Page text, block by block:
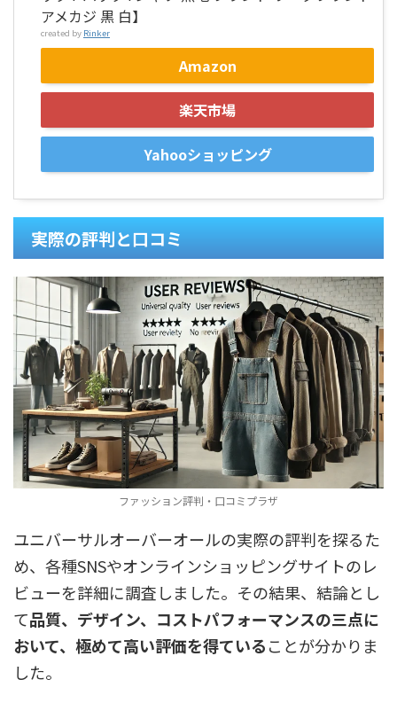
アメカジ 黒 白】
created by Rinker
Amazon
楽天市場
Yahooショッピング
実際の評判と口コミ
ファッション評判・口コミプラザ
ユニバーサルオーバーオールの実際の評判を探るた
め、各種SNSやオンラインショッピングサイトのレ
ビューを詳細に調査しました。その結果、結論とし
て品質、デザイン、コストパフォーマンスの三点に
おいて、極めて高い評価を得ていることが分かりま
した。